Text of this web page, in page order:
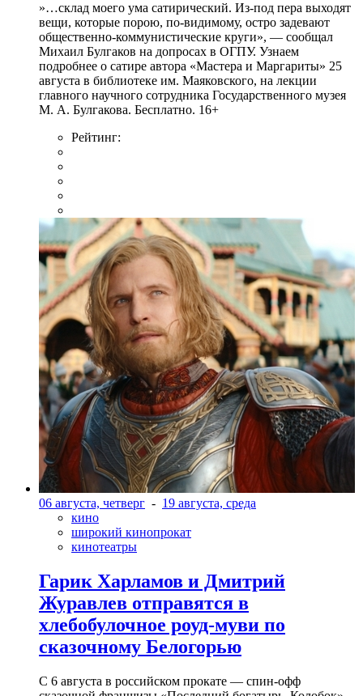
»…склад моего ума сатирический. Из-под пера выходят
вещи, которые порою, по-видимому, остро задевают
общественно-коммунистические круги», — сообщал
Михаил Булгаков на допросах в ОГПУ. Узнаем
подробнее о сатире автора «Мастера и Маргариты» 25
августа в библиотеке им. Маяковского, на лекции
главного научного сотрудника Государственного музея
М. А. Булгакова. Бесплатно. 16+
Рейтинг:
06 августа, четверг - 19 августа, среда
кино
широкий кинопрокат
кинотеатры
Гарик Харламов и Дмитрий
Журавлев отправятся в
хлебобулочное роуд-муви по
сказочному Белогорью
С 6 августа в российском прокате — спин-офф